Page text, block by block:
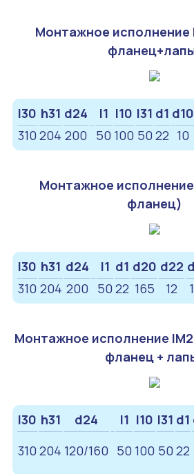
Монтажное исполнение
l30 h31 d24 l1 l10 l31 d1 d10
310 204 200 50 100 50 22 10
Монтажное исполнение
фланец)
l30 h31 d24 l1 d1 d20 d22
310 204 200 50 22 165 12
Монтажное исполнение
фланец +
l30 h31 d24 l1 l10 l31 d1
310 204 120/160 50 100 50 22